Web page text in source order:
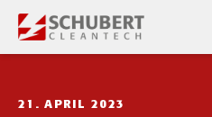
21. APRIL 2023